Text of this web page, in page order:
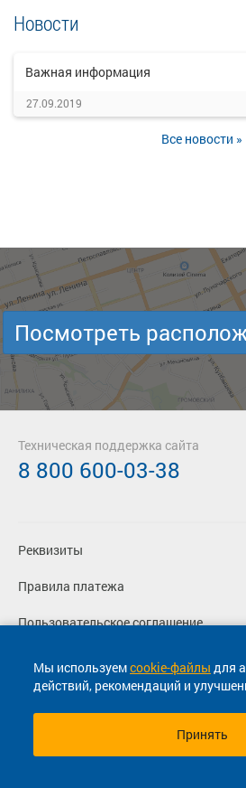
Новости
Важная информация
27.09.2019
Все новости »
Мы используемcookie-файлы для
действий, рекомендаций и
Принять
Посмотреть
Реквизиты
Правила платежа
Пользовательское соглашение
Политика конфиденциальности
Согласие на маркетинговые
Техническая поддержка сайта
8 800 600-03-38
© 2013-2026, ООО "Капитал"- Онлайн